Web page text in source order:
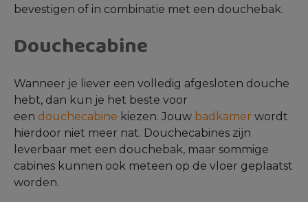
bevestigen of in combinatie met een douchebak.
Douchecabine
Wanneer je liever een volledig afgesloten douche
hebt, dan kun je het beste voor
een douchecabine kiezen. Jouw badkamer wordt
hierdoor niet meer nat. Douchecabines zijn
leverbaar met een douchebak, maar sommige
cabines kunnen ook meteen op de vloer geplaatst
worden.